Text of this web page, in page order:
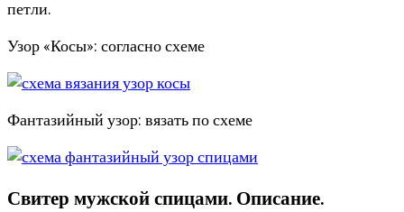
петли.
Узор «Косы»: согласно схеме
Фантазийный узор: вязать по схеме
Свитер мужской спицами. Описание.